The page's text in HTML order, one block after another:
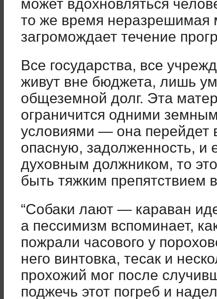
может вдохновляться
то же время неразрешимая
загромождает течение
Все государства, все
живут вне бюджета, лишь
общеземной долг. Эта
ограничится одними
условиями — она перейдет
опасную, задолженность, и
духовным должником, то
быть тяжким препятствием
“Собаки лают — караван
а пессимизм вспоминает,
пожрали часового у
него винтовка, тесак и
прохожий мог после
поджечь этот погреб и